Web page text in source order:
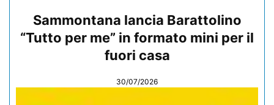
Sammontana lancia Barattolino
“Tutto per me” in formato mini per il
fuori casa
30/07/2026